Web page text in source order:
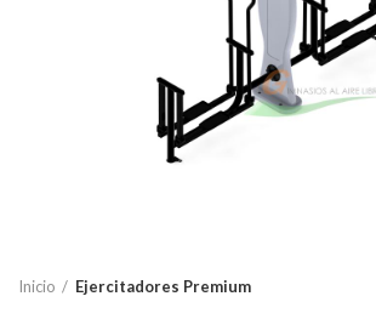
Inicio Ejercitadores Premium